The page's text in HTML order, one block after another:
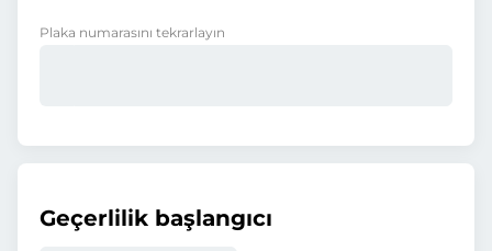
Plaka numarasını tekrarlayın
Geçerlilik başlangıcı